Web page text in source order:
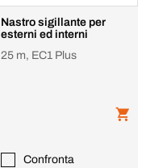
Nastro sigillante per
esterni ed interni
25 m, EC1 Plus
Confronta